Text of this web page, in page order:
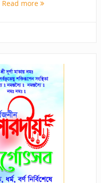
Read more